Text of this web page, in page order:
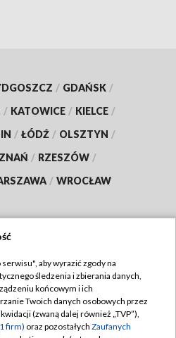
/ GDAŃSK /
/ KATOWICE / KIELCE /
/ ŁÓDŹ / OLSZTYN /
/ RZESZÓW /
/ WROCŁAW
TVP
TVP
prywatności
aby wyrazić zgody na
śledzenia i zbierania danych,
końcowym i ich
Twoich danych osobowych przez
(zwaną dalej również „TVP”),
firm) oraz pozostałych Zaufanych